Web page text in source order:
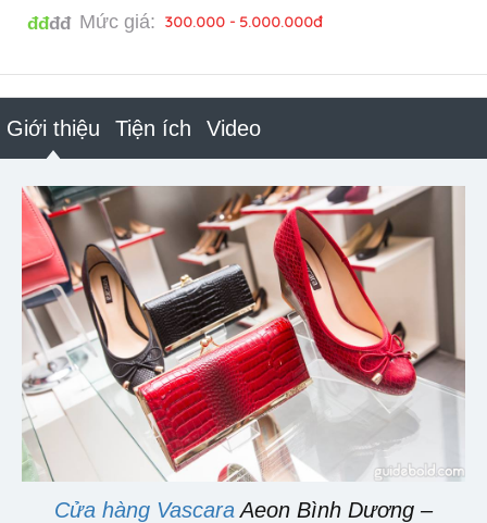
đđđđ Mức giá: 300.000 - 5.000.000đ
Giới thiệu Tiện ích Video
Cửa hàng VascaraAeon Bình Dương –